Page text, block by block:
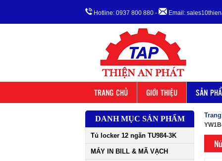
Hotline: 0937 800 880 - Email:
TRANG CHỦ GIỚI THIỆU SẢN
DANH MỤC SẢN PHẨM
Tủ locker 12 ngăn TU984-3K
MÁY IN BILL & MÃ VẠCH